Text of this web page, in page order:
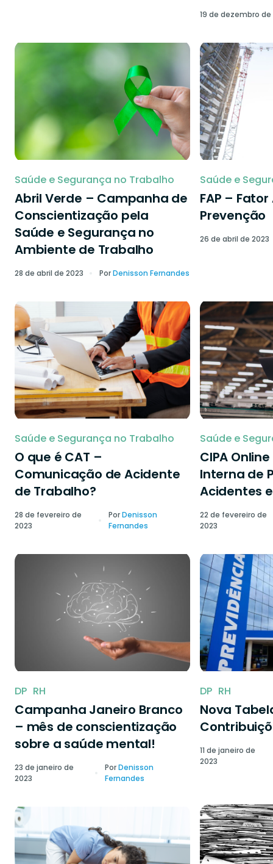
19 de dezembro de
Saúde e Segurança no Trabalho
Abril Verde – Campanha de
Conscientização pela
Saúde e Segurança no
Ambiente de Trabalho
28 de abril de 2023 PorDenisson Fernandes
Saúde e
FAP –
Prevenção
26 de abril de 2023
Saúde e Segurança no Trabalho
O que é CAT –
Comunicação de Acidente
de Trabalho?
28 de fevereiro de
2023
PorDenisson
Fernandes
Saúde e
CIPA
Interna de
Acidentes
22 de fevereiro de
2023
DP RH
Campanha Janeiro Branco
– mês de conscientização
sobre a saúde mental!
23 de janeiro de
2023
PorDenisson
Fernandes
DP RH
Nova
11 de janeiro de
2023